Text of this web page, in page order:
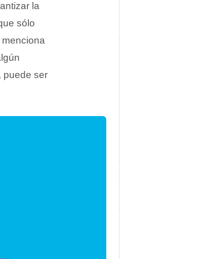
la
sólo
puede ser